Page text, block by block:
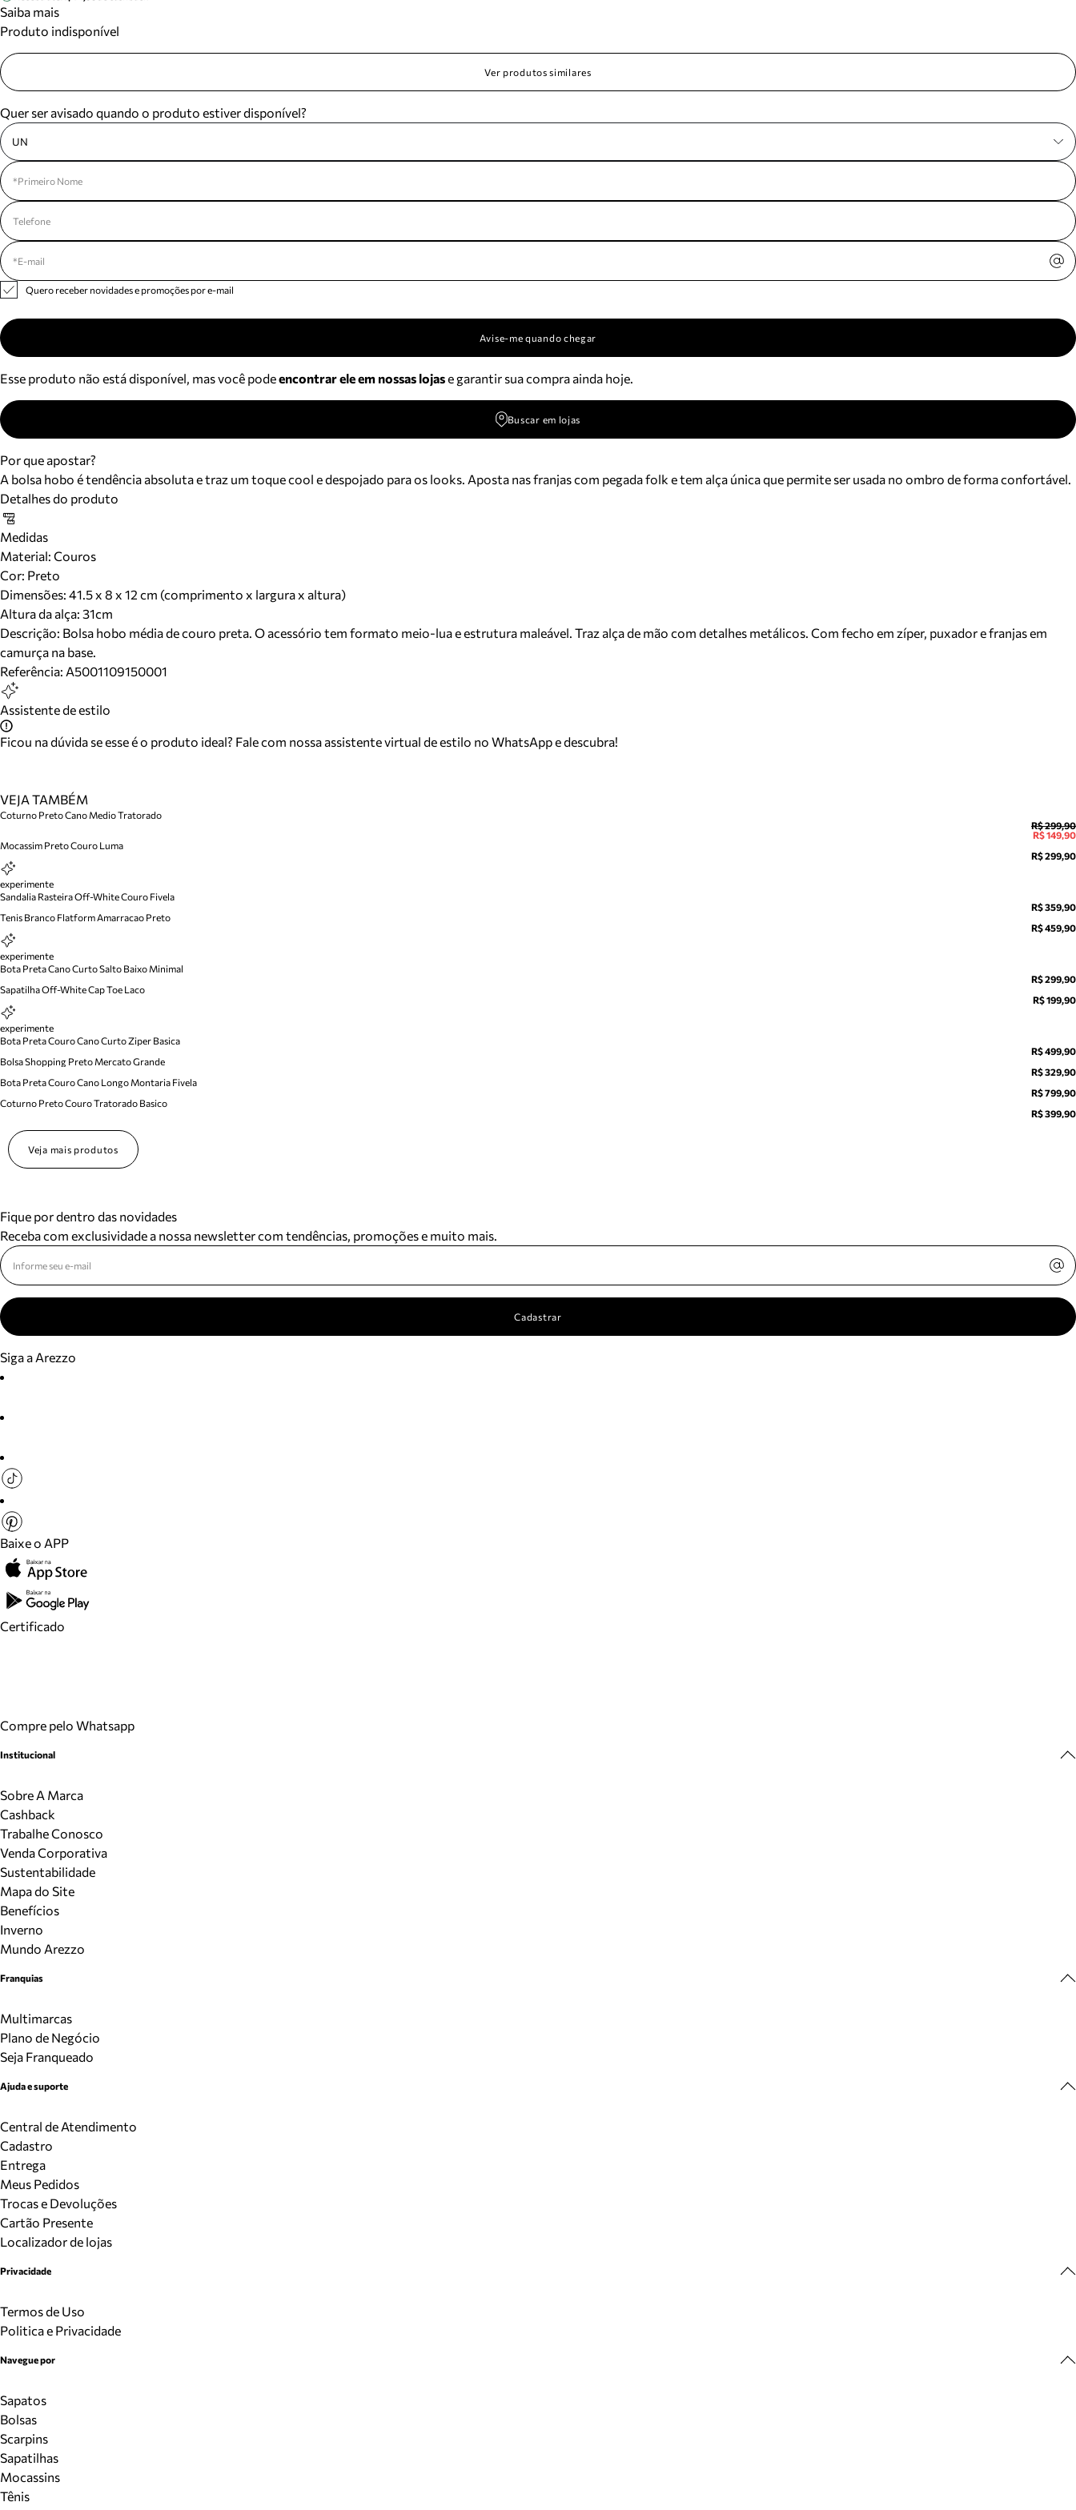
pedidos,
Acompanhe
Saiba mais
Produto indisponível
Ver produtos similares
Quer ser avisado quando o produto estiver disponível?
UN
Quero receber novidades e promoções por e-mail
Avise-me quando chegar
Esse produto não está disponível, mas você podeencontrar ele em nossas lojase garantir sua compra ainda hoje.
Buscar em lojas
Por que apostar?
A bolsa hobo é tendência absoluta e traz um toque cool e despojado para os looks. Aposta nas franjas com pegada folk e tem alça única que permite ser usada no ombro de forma confortável.
Detalhes do produto
Medidas
Material: Couros
Cor: Preto
Dimensões: 41.5 x 8 x 12 cm (comprimento x largura x altura)
Altura da alça: 31cm
Descrição: Bolsa hobo média de couro preta. O acessório tem formato meio-lua e estrutura maleável. Traz alça de mão com detalhes metálicos. Com fecho em zíper, puxador e franjas em
camurça na base.
Referência: A5001109150001
Assistente de estilo
Ficou na dúvida se esse é o produto ideal? Fale com nossa assistente virtual de estilo no WhatsApp e descubra!
VEJA TAMBÉM
Coturno Preto Cano Medio Tratorado
R$ 299,90
R$ 149,90
Mocassim Preto Couro Luma
R$ 299,90
experimente
Sandalia Rasteira Off-White Couro Fivela
R$ 359,90
Tenis Branco Flatform Amarracao Preto
R$ 459,90
experimente
Bota Preta Cano Curto Salto Baixo Minimal
R$ 299,90
Sapatilha Off-White Cap Toe Laco
R$ 199,90
experimente
Bota Preta Couro Cano Curto Ziper Basica
R$ 499,90
Bolsa Shopping Preto Mercato Grande
R$ 329,90
Bota Preta Couro Cano Longo Montaria Fivela
R$ 799,90
Coturno Preto Couro Tratorado Basico
R$ 399,90
Veja mais produtos
Fique por dentro das novidades
Receba com exclusividade a nossa newsletter com tendências, promoções e muito mais.
Cadastrar
Siga a Arezzo
Baixe o APP
Certificado
Compre pelo Whatsapp
Institucional
Sobre A Marca
Cashback
Trabalhe Conosco
Venda Corporativa
Sustentabilidade
Mapa do Site
Benefícios
Inverno
Mundo Arezzo
Franquias
Multimarcas
Plano de Negócio
Seja Franqueado
Ajuda e suporte
Central de Atendimento
Cadastro
Entrega
Meus Pedidos
Trocas e Devoluções
Cartão Presente
Localizador de lojas
Privacidade
Termos de Uso
Politica e Privacidade
Navegue por
Sapatos
Bolsas
Scarpins
Sapatilhas
Mocassins
Tênis